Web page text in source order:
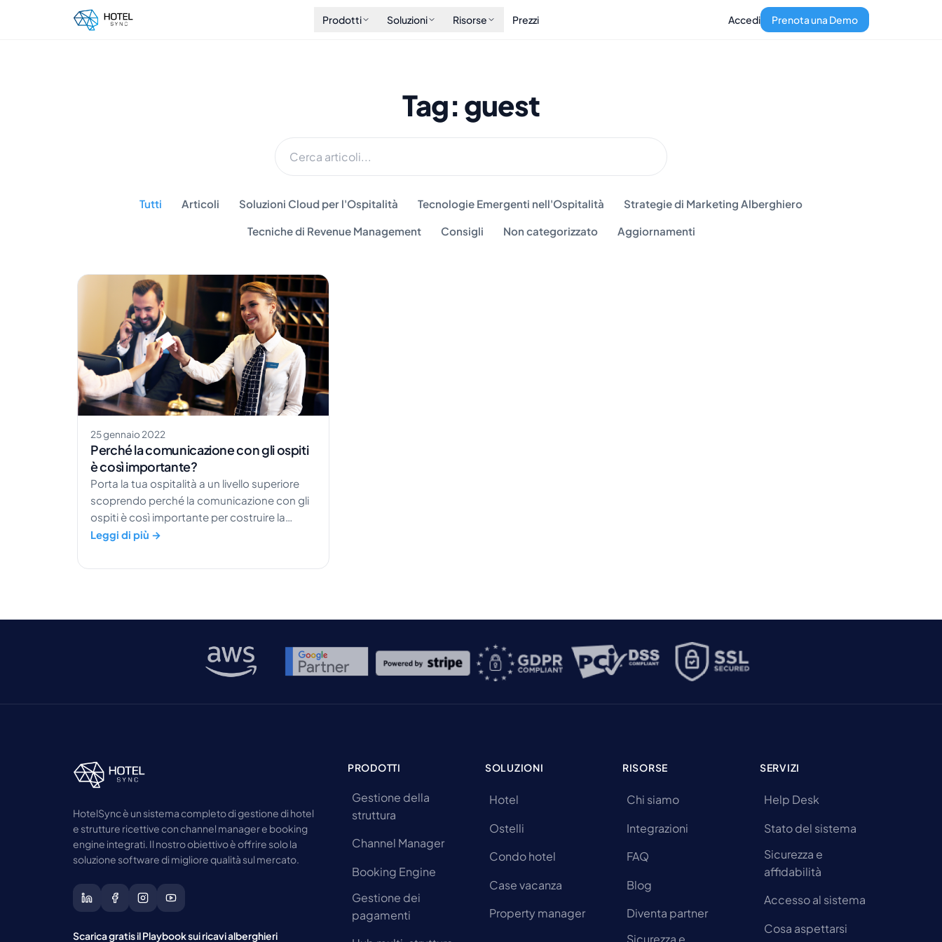
Prodotti Soluzioni Risorse Prezzi Accedi Prenota una Demo
Tag: guest
Tutti Articoli Soluzioni Cloud per l'Ospitalità Tecnologie Emergenti nell'Ospitalità Strategie di Marketing Alberghiero
Tecniche di Revenue Management Consigli Non categorizzato Aggiornamenti
25 gennaio 2022
Perché la comunicazione con gli ospiti
è così importante?
Porta la tua ospitalità a un livello superiore
scoprendo perché la comunicazione con gli
ospiti è così importante per costruire la
fedeltà e generare recensioni positive.
Leggi di più →
HotelSync è un sistema completo di gestione di hotel
e strutture ricettive con channel manager e booking
engine integrati. Il nostro obiettivo è offrire solo la
soluzione software di migliore qualità sul mercato.
Scarica gratis il Playbook sui ricavi alberghieri
PRODOTTI
Gestione della
struttura
Channel Manager
Booking Engine
Gestione dei
pagamenti
SOLUZIONI
Hotel
Ostelli
Condo hotel
Case vacanza
Property manager
RISORSE
Chi siamo
Integrazioni
FAQ
Blog
Diventa partner
SERVIZI
Help Desk
Stato del sistema
Sicurezza e
affidabilità
Accesso al sistema
Cosa aspettarsi